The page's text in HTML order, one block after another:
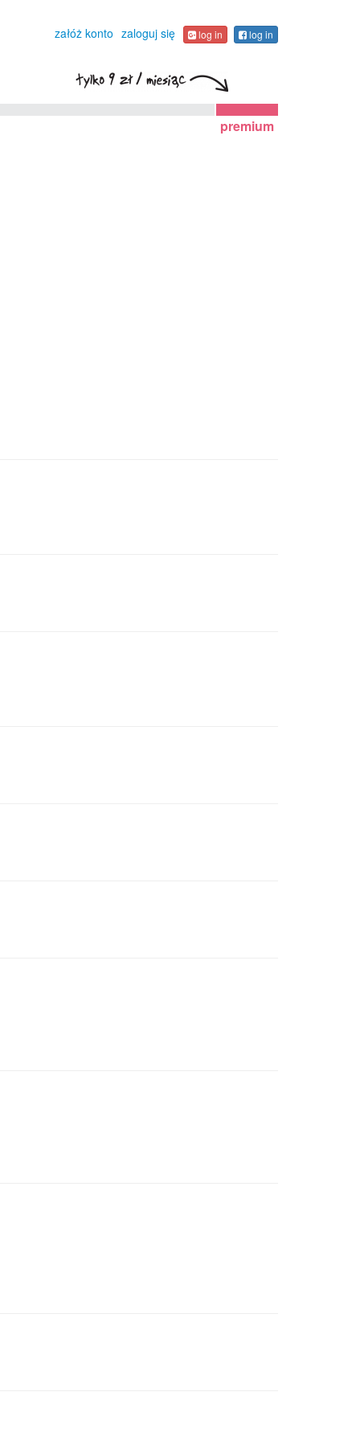
załóż konto zaloguj się log in log in
premium